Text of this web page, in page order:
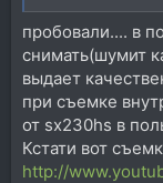
пробовали.... в
снимать(шумит
выдает
при съемке
от sx230hs в
Кстати вот
http://